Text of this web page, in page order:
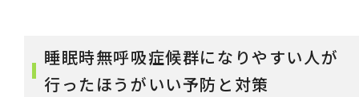
睡眠時無呼吸症候群になりやすい人が
行ったほうがいい予防と対策